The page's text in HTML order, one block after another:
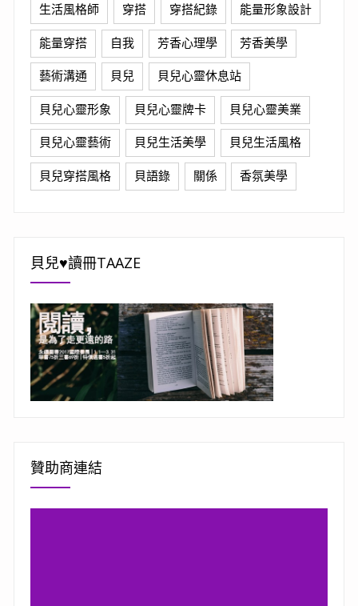
生活風格師 穿搭 穿搭紀錄 能量形象設計
能量穿搭 自我 芳香心理學 芳香美學
藝術溝通 貝兒 貝兒心靈休息站
貝兒心靈形象 貝兒心靈牌卡 貝兒心靈美業
貝兒心靈藝術 貝兒生活美學 貝兒生活風格
貝兒穿搭風格 貝語錄 關係 香氛美學
貝兒♥讀冊TAAZE
贊助商連結